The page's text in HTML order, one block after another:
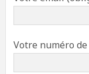
Votre numéro